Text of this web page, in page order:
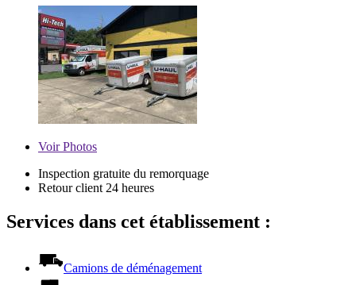
VoirPhotos
Inspection gratuite du remorquage
Retour client 24 heures
Services dans cet établissement :
Camions de déménagement